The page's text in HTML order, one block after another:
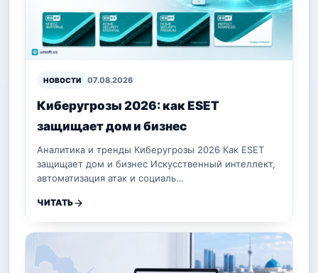
НОВОСТИ 07.08.2026
Киберугрозы 2026: как ESET
защищает дом и бизнес
Аналитика и тренды Киберугрозы 2026 Как ESET
защищает дом и бизнес Искусственный интеллект,
автоматизация атак и социаль…
ЧИТАТЬ